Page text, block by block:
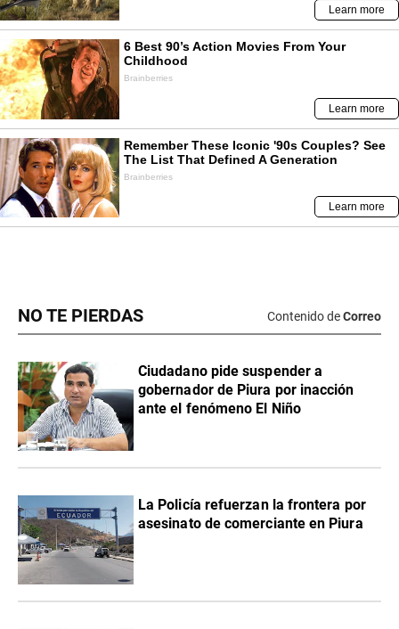
NO TE PIERDAS Contenido deCorreo
Ciudadano pide suspender a
gobernador de Piura por inacción
ante el fenómeno El Niño
La Policía refuerzan la frontera por
asesinato de comerciante en Piura